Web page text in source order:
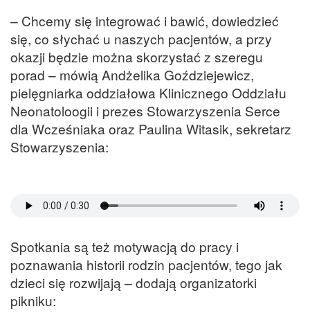
– Chcemy się integrować i bawić, dowiedzieć
się, co słychać u naszych pacjentów, a przy
okazji będzie można skorzystać z szeregu
porad – mówią Andżelika Goździejewicz,
pielęgniarka oddziałowa Klinicznego Oddziału
Neonatoloogii i prezes Stowarzyszenia Serce
dla Wcześniaka oraz Paulina Witasik, sekretarz
Stowarzyszenia:
Spotkania są też motywacją do pracy i
poznawania historii rodzin pacjentów, tego jak
dzieci się rozwijają – dodają organizatorki
pikniku: